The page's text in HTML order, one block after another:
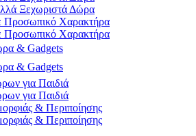
Ξεχωριστά Δώρα
Προσωπικό Χαρακτήρα
Προσωπικό Χαρακτήρα
& Gadgets
& Gadgets
για Παιδιά
για Παιδιά
& Περιποίησης
& Περιποίησης